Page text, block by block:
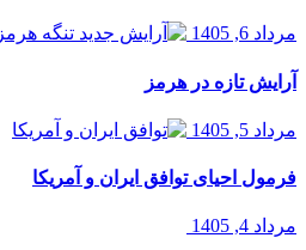
مرداد 6, 1405
آرایش تازه در هرمز
مرداد 5, 1405
فرمول احیای توافق ایران و آمریکا
مرداد 4, 1405